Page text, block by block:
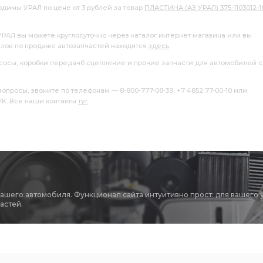
АЗ УРАЛ 1-ой комплектации
БОЛТ УПАКОВАННЫЙ ручником АЗ УРАЛ
Прокладка под
фланца i=7.49 49 зуб. ПОДШИПНИКА АЗ УРАЛ
i=6.77 48 зуб фланец
УРАЛ по цене от 3 рублей за товар ПЛАСТИНА (АЗ УРАЛ) 375-1103012-
вы можете круглосуточно через каталог интернет магазина или вы
по продаже автозапчастей находятся здесь.
коробки передачб сцепление и прочие запчасти для автомобилей с
звоните по телефонам — 8-800-777-08-39, +7 4852 77-00-10 или
Все наши контакты тут.
автомобиля. Функционал сайта интуитивно прост: для вашего